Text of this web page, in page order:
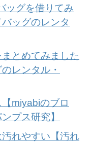
ッグを借りてみ
ッグのレンタ
とめてみました
レンタル・
miyabiのブロ
プス研究】
れやすい【汚れ